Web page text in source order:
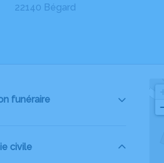
22140 Bégard
funéraire
civile